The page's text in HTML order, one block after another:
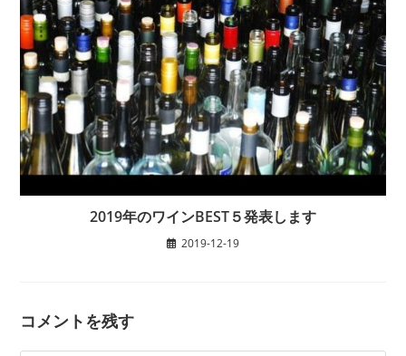
2019年のワインBEST５発表します
2019-12-19
コメントを残す